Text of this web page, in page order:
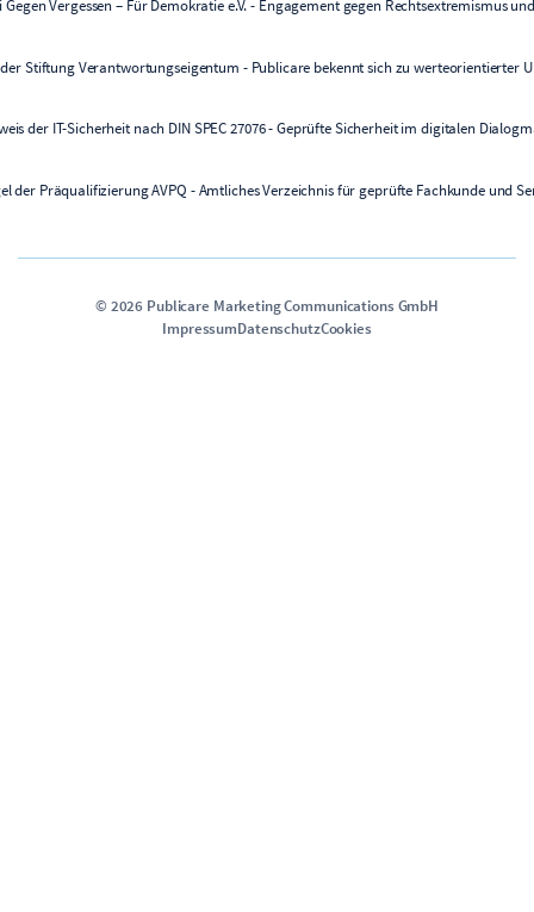
© 2026 Publicare Marketing Communications GmbH
ImpressumDatenschutzCookies